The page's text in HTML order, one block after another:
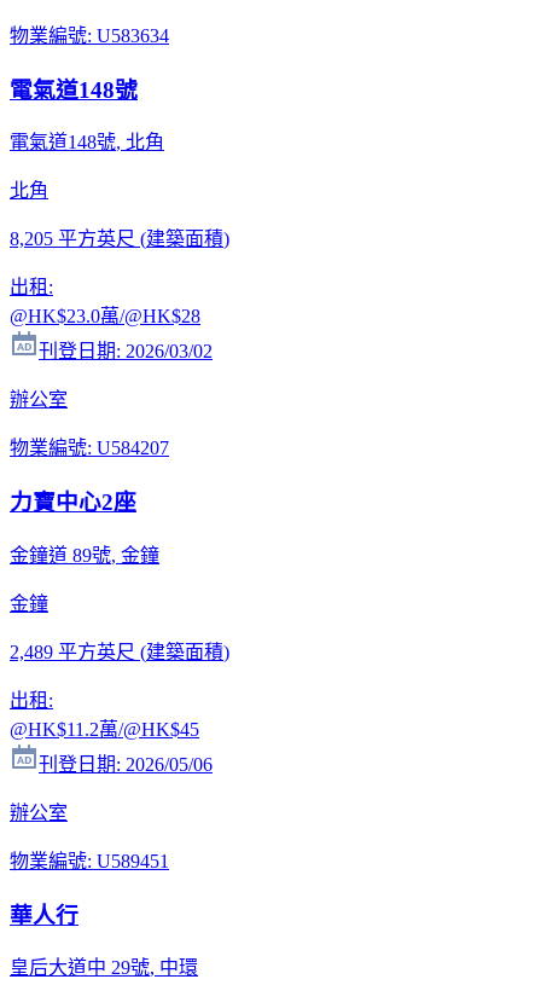
物業編號: U583634
電氣道148號
電氣道148號, 北角
北角
8,205 平方英尺 (建築面積)
出租 :
@HK$23.0萬/@HK$28
刊登日期: 2026/03/02
辦公室
物業編號: U584207
力寶中心2座
金鐘道 89號, 金鐘
金鐘
2,489 平方英尺 (建築面積)
出租 :
@HK$11.2萬/@HK$45
刊登日期: 2026/05/06
辦公室
物業編號: U589451
華人行
皇后大道中 29號, 中環